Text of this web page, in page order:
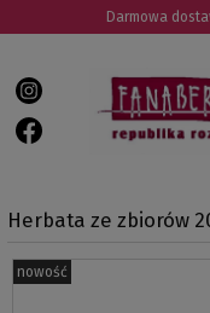
Darmowa
Herbata ze zbiorów
nowość